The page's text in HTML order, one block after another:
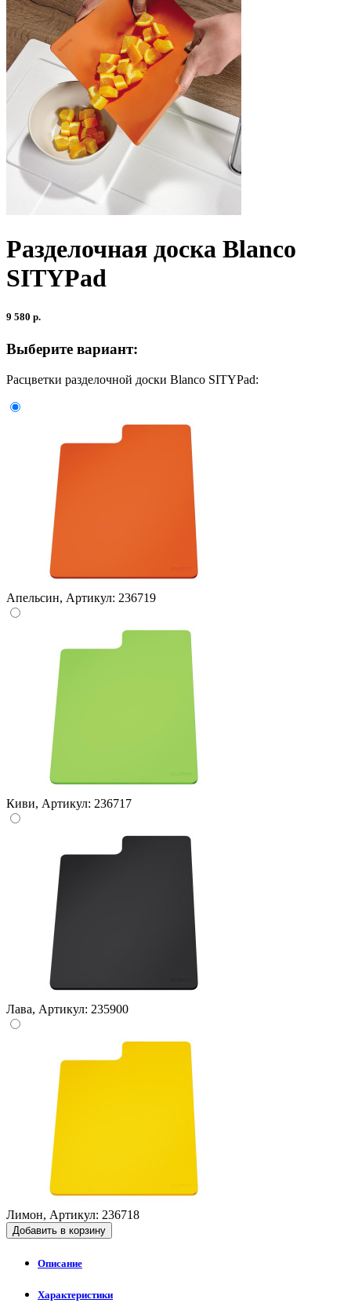
Разделочная доска Blanco
SITYPad
9 580 р.
Выберите вариант:
Расцветки разделочной доски Blanco SITYPad:
Апельсин, Артикул: 236719
Киви, Артикул: 236717
Лава, Артикул: 235900
Лимон, Артикул: 236718
Добавить в корзину
Описание
Характеристики